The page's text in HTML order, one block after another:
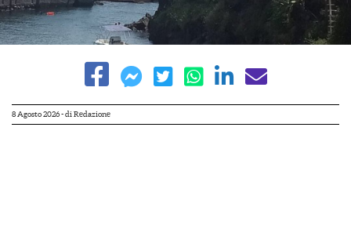
8 Agosto 2026- di Redazione